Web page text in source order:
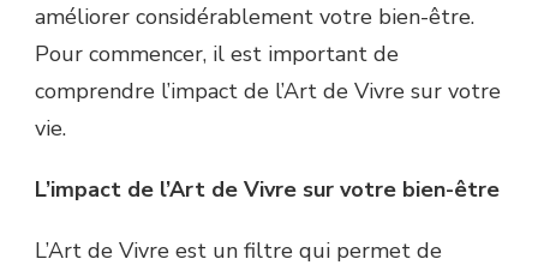
améliorer considérablement votre bien-être.
Pour commencer, il est important de
comprendre l’impact de l’Art de Vivre sur votre
vie.
L’impact de l’Art de Vivre sur votre bien-être
L’Art de Vivre est un filtre qui permet de